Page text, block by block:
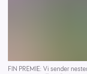
FIN PREMIE: Vi sender